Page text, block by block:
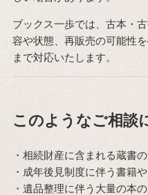
ブックス一歩では、古本・
容や状態、再販売の可能性
まで対応いたします。
このようなご相談
・相続財産に含まれる蔵書
・成年後見制度に伴う書籍
・遺品整理に伴う大量の本